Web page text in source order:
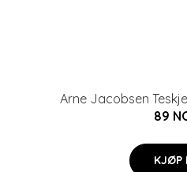
Arne Jacobsen
89
KJØP